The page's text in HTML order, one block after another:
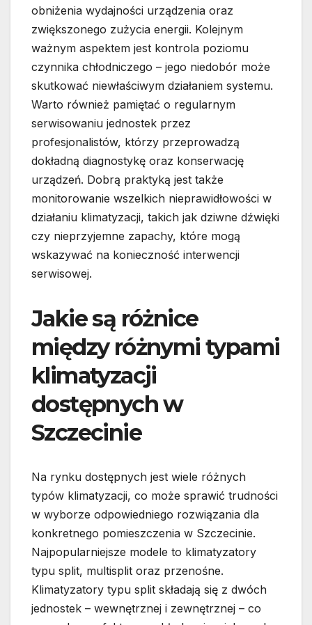
obniżenia wydajności urządzenia oraz
zwiększonego zużycia energii. Kolejnym
ważnym aspektem jest kontrola poziomu
czynnika chłodniczego – jego niedobór może
skutkować niewłaściwym działaniem systemu.
Warto również pamiętać o regularnym
serwisowaniu jednostek przez
profesjonalistów, którzy przeprowadzą
dokładną diagnostykę oraz konserwację
urządzeń. Dobrą praktyką jest także
monitorowanie wszelkich nieprawidłowości w
działaniu klimatyzacji, takich jak dziwne dźwięki
czy nieprzyjemne zapachy, które mogą
wskazywać na konieczność interwencji
serwisowej.
Jakie są różnice
między różnymi typami
klimatyzacji
dostępnych w
Szczecinie
Na rynku dostępnych jest wiele różnych
typów klimatyzacji, co może sprawić trudności
w wyborze odpowiedniego rozwiązania dla
konkretnego pomieszczenia w Szczecinie.
Najpopularniejsze modele to klimatyzatory
typu split, multisplit oraz przenośne.
Klimatyzatory typu split składają się z dwóch
jednostek – wewnętrznej i zewnętrznej – co